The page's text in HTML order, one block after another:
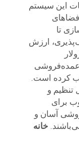
این سیستم
تا
ارزش
کرده است.
تنظیم و
برای
آسان و
خانه